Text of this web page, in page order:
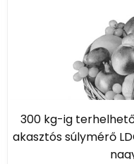
300 kg-ig
akasztós súlymérő